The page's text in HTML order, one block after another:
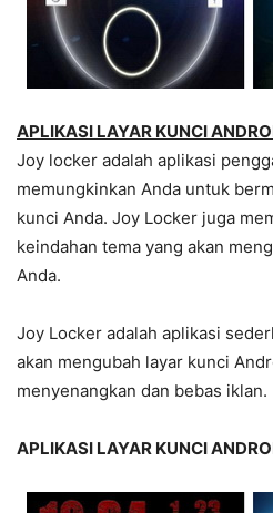
APLIKASI LAYAR KUNCI
Joy locker adalah aplikasi
memungkinkan Anda untuk
kunci Anda. Joy Locker juga
keindahan tema yang akan
Anda.
Joy Locker adalah aplikasi
akan mengubah layar kunci
menyenangkan dan bebas iklan.
APLIKASI LAYAR KUNCI